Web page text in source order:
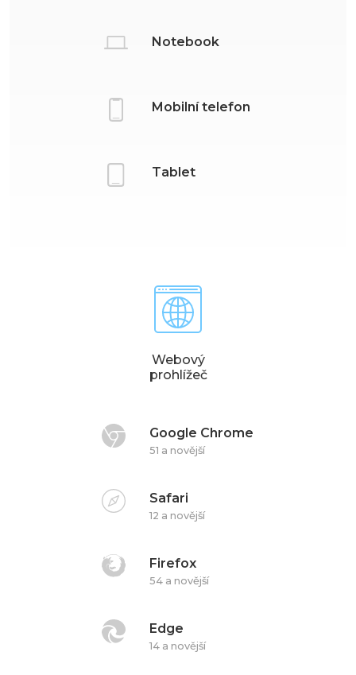
Notebook
Mobilní telefon
Tablet
Webový
prohlížeč
Google Chrome
51 a novější
Safari
12 a novější
Firefox
54 a novější
Edge
14 a novější